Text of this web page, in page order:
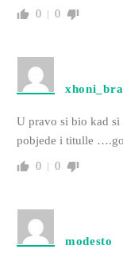
0 0
U pravo si bio kad si
pobjede i titulle
0 0
modesto